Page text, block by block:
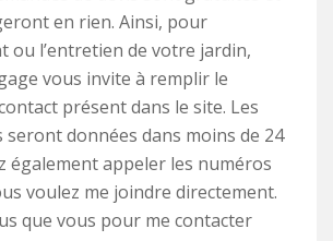
en rien. Ainsi, pour
ou l’entretien de votre jardin,
vous invite à remplir le
présent dans le site. Les
seront données dans moins de 24
également appeler les numéros
voulez me joindre directement.
que vous pour me contacter